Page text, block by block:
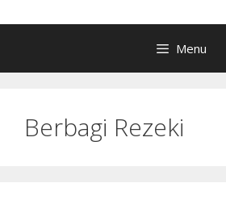
Menu
Berbagi Rezeki